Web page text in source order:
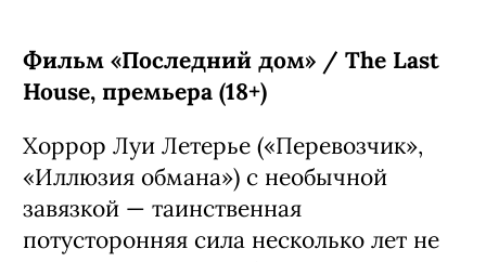
Фильм «Последний дом» / The Last
House, премьера (18+)
Хоррор Луи Летерье («Перевозчик»,
«Иллюзия обмана») с необычной
завязкой — таинственная
потусторонняя сила несколько лет не